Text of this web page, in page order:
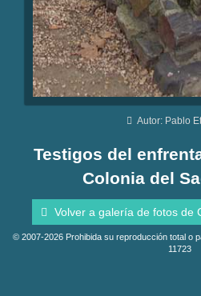
Autor: Pablo
Testigos del
Colonia del
Volver a galería de fotos de
© 2007-2026 Prohibida su reproducción total o
11723